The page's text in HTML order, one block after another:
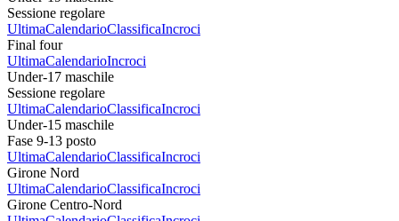
Sessione regolare
UltimaCalendarioClassificaIncroci
Final four
UltimaCalendarioIncroci
Under-17 maschile
Sessione regolare
UltimaCalendarioClassificaIncroci
Under-15 maschile
Fase 9-13 posto
UltimaCalendarioClassificaIncroci
Girone Nord
UltimaCalendarioClassificaIncroci
Girone Centro-Nord